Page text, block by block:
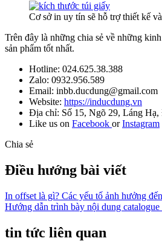
Cơ sở in uy tín sẽ hỗ trợ thiết kế
Trên đây là những chia sẻ về những
sản phẩm tốt nhất.
Hotline: 024.625.38.388
Zalo: 0932.956.589
Email: inbb.ducdung@gmail.com
Website: https://inducdung.vn
Địa chỉ: Số 15, Ngõ 29, Láng
Like us on Facebook orInstagram
Chia sẻ
Điều hướng bài viết
In offset là gì? Các yếu tố ảnh hưởng
Hướng dẫn trình bày nội dung catalogue
tin tức liên quan